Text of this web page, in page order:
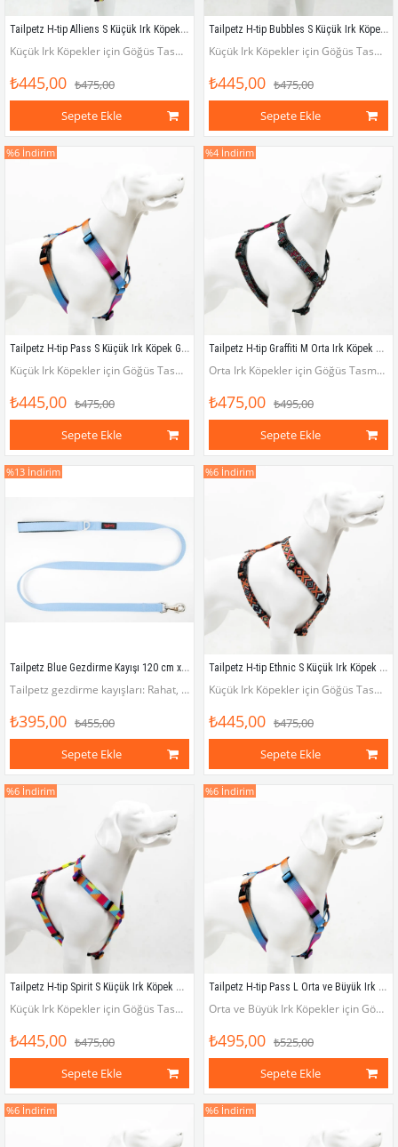
Tailpetz H-tip Alliens S Küçük Irk Köpek Göğüs Tasması (Göğüs 32 cm x 51 cm)
Küçük Irk Köpekler için Göğüs Tasması (Göğüs çevresi 32 - 51 cm)
₺445,00 ₺475,00
Sepete Ekle
Tailpetz H-tip Bubbles S Küçük Irk Köpek Göğüs Tasması (Göğüs 32 cm x 51 cm)
Küçük Irk Köpekler için Göğüs Tasması (Göğüs çevresi 32 - 51 cm)
₺445,00 ₺475,00
Sepete Ekle
Tailpetz H-tip Pass S Küçük Irk Köpek Göğüs Tasması (Göğüs 32 cm x 51 cm)
Küçük Irk Köpekler için Göğüs Tasması (Göğüs çevresi 32 - 51 cm)
₺445,00 ₺475,00
Sepete Ekle
%6 İndirim
Tailpetz H-tip Graffiti M Orta Irk Köpek Göğüs Tasması (Göğüs 42 cm x 69 cm)
Orta Irk Köpekler için Göğüs Tasması (Göğüs çevresi 42 - 69 cm)
₺475,00 ₺495,00
Sepete Ekle
%4 İndirim
Tailpetz Blue Gezdirme Kayışı 120 cm x 2 cm
Tailpetz gezdirme kayışları: Rahat, pratik, havalı!
₺395,00 ₺455,00
Sepete Ekle
%13 İndirim
Tailpetz H-tip Ethnic S Küçük Irk Köpek Göğüs Tasması (Göğüs 32 cm x 51 cm)
Küçük Irk Köpekler için Göğüs Tasması (Göğüs çevresi 32 - 51 cm)
₺445,00 ₺475,00
Sepete Ekle
%6 İndirim
Tailpetz H-tip Spirit S Küçük Irk Köpek Göğüs Tasması (Göğüs 32 cm x 51 cm)
Küçük Irk Köpekler için Göğüs Tasması (Göğüs çevresi 32 - 51 cm)
₺445,00 ₺475,00
Sepete Ekle
%6 İndirim
Tailpetz H-tip Pass L Orta ve Büyük Irk Köpek Göğüs Tasması (Göğüs 62 cm x 107 cm)
Orta ve Büyük Irk Köpekler için Göğüs Tasması (Göğüs çevresi 62 - 107 cm)
₺495,00 ₺525,00
Sepete Ekle
%6 İndirim
%6 İndirim %6 İndirim